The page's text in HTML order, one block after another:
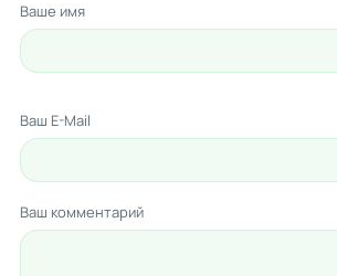
Ваше имя
Ваш E-Mail
Ваш комментарий